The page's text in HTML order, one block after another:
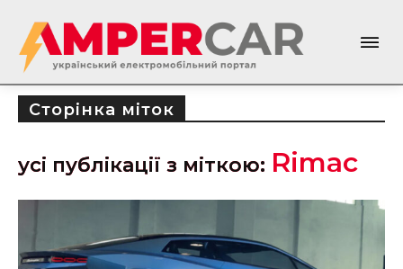
Сторінка міток
усі публікації з міткою: Rimac